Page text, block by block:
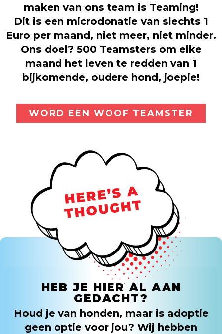
maken van ons team is Teaming!
Dit is een microdonatie van slechts 1
Euro per maand, niet meer, niet minder.
Ons doel? 500 Teamsters om elke
maand het leven te redden van 1
bijkomende, oudere hond, joepie!
WORD EEN WOOF TEAMSTER
HEB JE HIER AL AAN
GEDACHT?
Houd je van honden, maar is adoptie
geen optie voor jou? Wij hebben